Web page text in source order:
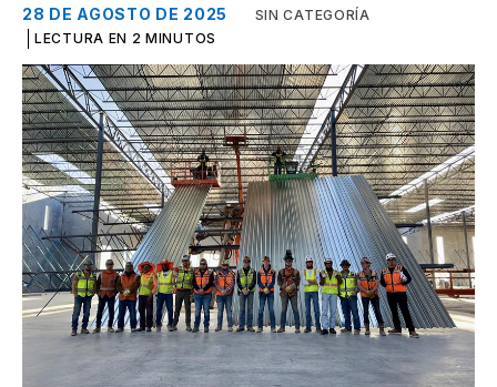
28 DE AGOSTO DE 2025
SIN CATEGORÍA
LECTURA EN 2 MINUTOS